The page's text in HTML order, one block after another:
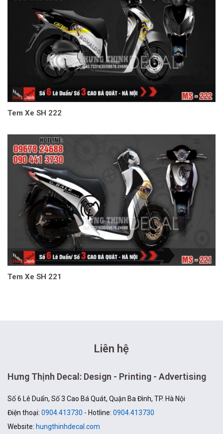
Tem Xe SH 222
Tem Xe SH 221
Liên hệ
Hưng Thịnh Decal: Design - Printing - Advertising
Số 6 Lê Duẩn, Số 3 Cao Bá Quát, Quận Ba Đình, TP. Hà Nội
Điện thoại: 0904.413730 - Hotline: 0904.413730
Website: hungthinhdecal.com